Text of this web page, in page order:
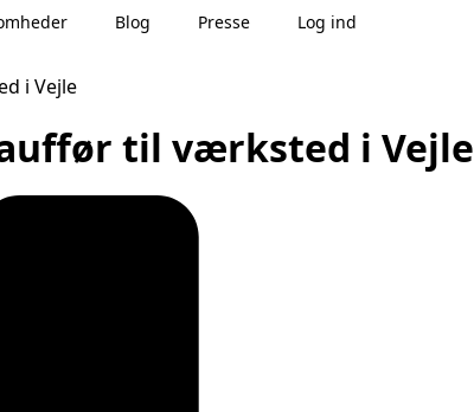
Blog Presse Log ind
i Vejle
til værksted i Vejle